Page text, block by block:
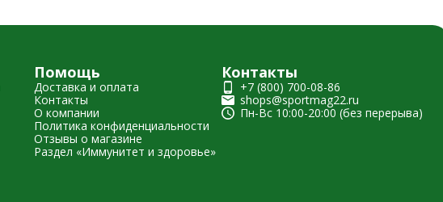
Помощь
Доставка и оплата
Контакты
О компании
Политика конфиденциальности
Отзывы о магазине
Раздел «Иммунитет и здоровье»
Контакты
+7 (800) 700-08-86
shops@sportmag22.ru
Пн-Вс 10:00-20:00 (без перерыва)